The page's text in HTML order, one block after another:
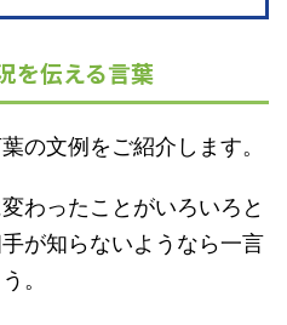
を伝える言葉
の文例をご紹介します。
わったことがいろいろと
が知らないようなら一言
。